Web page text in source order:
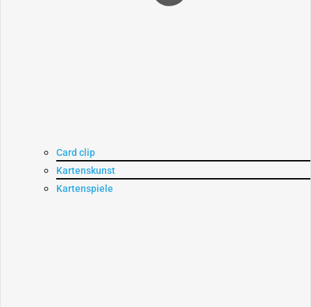
Card clip
Kartenskunst
Kartenspiele